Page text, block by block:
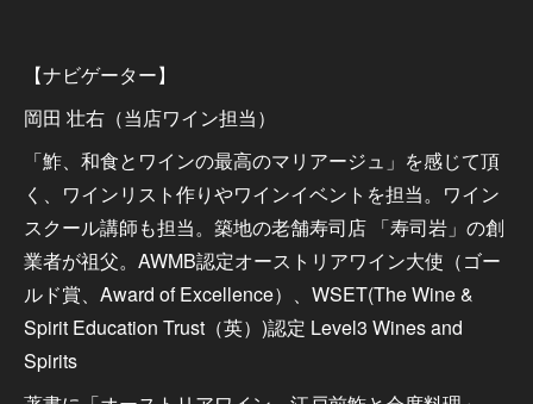
【ナビゲーター】
岡田 壮右（当店ワイン担当）
「鮓、和食とワインの最高のマリアージュ」を感じて頂
く、ワインリスト作りやワインイベントを担当。ワイン
スクール講師も担当。築地の老舗寿司店 「寿司岩」の創
業者が祖父。AWMB認定オーストリアワイン大使（ゴー
ルド賞、Award of Excellence）、WSET(The Wine &
Spirit Education Trust（英）)認定 Level3 Wines and
Spirits